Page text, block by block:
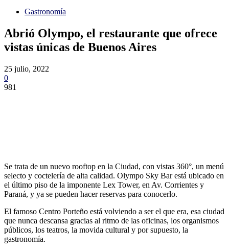
Gastronomía
Abrió Olympo, el restaurante que ofrece
vistas únicas de Buenos Aires
25 julio, 2022
0
981
Se trata de un nuevo rooftop en la Ciudad, con vistas 360°, un menú
selecto y coctelería de alta calidad. Olympo Sky Bar está ubicado en
el último piso de la imponente Lex Tower, en Av. Corrientes y
Paraná, y ya se pueden hacer reservas para conocerlo.
El famoso Centro Porteño está volviendo a ser el que era, esa ciudad
que nunca descansa gracias al ritmo de las oficinas, los organismos
públicos, los teatros, la movida cultural y por supuesto, la
gastronomía.